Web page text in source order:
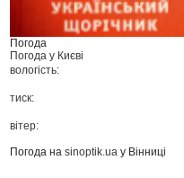
Погода
Погода у Києві
вологість:
тиск:
вітер:
Погода наsinoptik.ua у Вінниці